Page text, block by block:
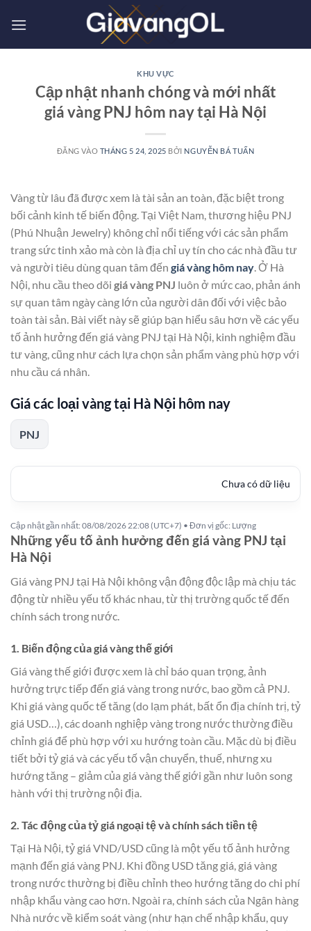
qua
KHU VỰC
Cập nhật nhanh chóng và mới nhất
giá vàng PNJ hôm nay tại Hà Nội
ĐĂNG VÀO THÁNG 5 24, 2025 BỞI NGUYỄN BÁ TUẤN
Vàng từ lâu đã được xem là tài sản an toàn, đặc biệt trong
bối cảnh kinh tế biến động. Tại Việt Nam, thương hiệu PNJ
(Phú Nhuận Jewelry) không chỉ nổi tiếng với các sản phẩm
trang sức tinh xảo mà còn là địa chỉ uy tín cho các nhà đầu tư
và người tiêu dùng quan tâm đến giá vàng hôm nay . Ở Hà
Nội, nhu cầu theo dõi giá vàng PNJ luôn ở mức cao, phản ánh
sự quan tâm ngày càng lớn của người dân đối với việc bảo
toàn tài sản. Bài viết này sẽ giúp bạn hiểu sâu hơn về các yếu
tố ảnh hưởng đến giá vàng PNJ tại Hà Nội, kinh nghiệm đầu
tư vàng, cũng như cách lựa chọn sản phẩm vàng phù hợp với
nhu cầu cá nhân.
Giá các loại vàng tại Hà Nội hôm nay
PNJ
Chưa có dữ liệu
Cập nhật gần nhất: 08/08/2026 22:08 (UTC+7) • Đơn vị gốc: Lượng
Những yếu tố ảnh hưởng đến giá vàng PNJ tại
Hà Nội
Giá vàng PNJ tại Hà Nội không vận động độc lập mà chịu tác
động từ nhiều yếu tố khác nhau, từ thị trường quốc tế đến
chính sách trong nước.
1. Biến động của giá vàng thế giới
Giá vàng thế giới được xem là chỉ báo quan trọng, ảnh
hưởng trực tiếp đến giá vàng trong nước, bao gồm cả PNJ.
Khi giá vàng quốc tế tăng (do lạm phát, bất ổn địa chính trị, tỷ
giá USD…), các doanh nghiệp vàng trong nước thường điều
chỉnh giá để phù hợp với xu hướng toàn cầu. Mặc dù bị điều
tiết bởi tỷ giá và các yếu tố vận chuyển, thuế, nhưng xu
hướng tăng – giảm của giá vàng thế giới gần như luôn song
hành với thị trường nội địa.
2. Tác động của tỷ giá ngoại tệ và chính sách tiền tệ
Tại Hà Nội, tỷ giá VND/USD cũng là một yếu tố ảnh hưởng
mạnh đến giá vàng PNJ. Khi đồng USD tăng giá, giá vàng
trong nước thường bị điều chỉnh theo hướng tăng do chi phí
nhập khẩu vàng cao hơn. Ngoài ra, chính sách của Ngân hàng
Nhà nước về kiểm soát vàng (như hạn chế nhập khẩu, quy